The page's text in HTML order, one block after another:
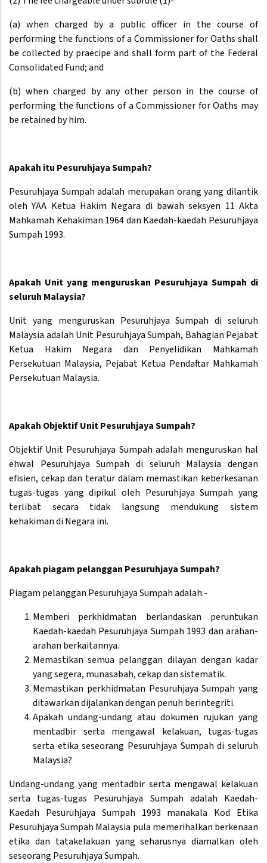
(a) when charged by a public officer in the course of
performing the functions of a Commissioner for Oaths shall
be collected by praecipe and shall form part of the Federal
Consolidated Fund; and
(b) when charged by any other person in the course of
performing the functions of a Commissioner for Oaths may
be retained by him.
Apakah itu Pesuruhjaya Sumpah?
Pesuruhjaya Sumpah adalah merupakan orang yang dilantik
oleh YAA Ketua Hakim Negara di bawah seksyen 11 Akta
Mahkamah Kehakiman 1964 dan Kaedah-kaedah Pesuruhjaya
Sumpah 1993.
Apakah Unit yang menguruskan Pesuruhjaya Sumpah di
seluruh Malaysia?
Unit yang menguruskan Pesuruhjaya Sumpah di seluruh
Malaysia adalah Unit Pesuruhjaya Sumpah, Bahagian Pejabat
Ketua Hakim Negara dan Penyelidikan Mahkamah
Persekutuan Malaysia, Pejabat Ketua Pendaftar Mahkamah
Persekutuan Malaysia.
Apakah Objektif Unit Pesuruhjaya Sumpah?
Objektif Unit Pesuruhjaya Sumpah adalah menguruskan hal
ehwal Pesuruhjaya Sumpah di seluruh Malaysia dengan
efisien, cekap dan teratur dalam memastikan keberkesanan
tugas-tugas yang dipikul oleh Pesuruhjaya Sumpah yang
terlibat secara tidak langsung mendukung sistem
kehakiman di Negara ini.
Apakah piagam pelanggan Pesuruhjaya Sumpah?
Piagam pelanggan Pesuruhjaya Sumpah adalah:-
Memberi perkhidmatan berlandaskan peruntukan
Kaedah-kaedah Pesuruhjaya Sumpah 1993 dan arahan-
arahan berkaitannya.
Memastikan semua pelanggan dilayan dengan kadar
yang segera, munasabah, cekap dan sistematik.
Memastikan perkhidmatan Pesuruhjaya Sumpah yang
ditawarkan dijalankan dengan penuh berintegriti.
Apakah undang-undang atau dokumen rujukan yang
mentadbir serta mengawal kelakuan, tugas-tugas
serta etika seseorang Pesuruhjaya Sumpah di seluruh
Malaysia?
Undang-undang yang mentadbir serta mengawal kelakuan
serta tugas-tugas Pesuruhjaya Sumpah adalah Kaedah-
Kaedah Pesuruhjaya Sumpah 1993 manakala Kod Etika
Pesuruhjaya Sumpah Malaysia pula memerihalkan berkenaan
etika dan tatakelakuan yang seharusnya diamalkan oleh
seseorang Pesuruhjaya Sumpah.